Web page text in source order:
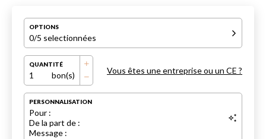
OPTIONS
0/5 selectionnées
QUANTITÉ
1 bon(s) Vous êtes une entreprise ou un CE ?
PERSONNALISATION
Pour :
De la part de :
Message :